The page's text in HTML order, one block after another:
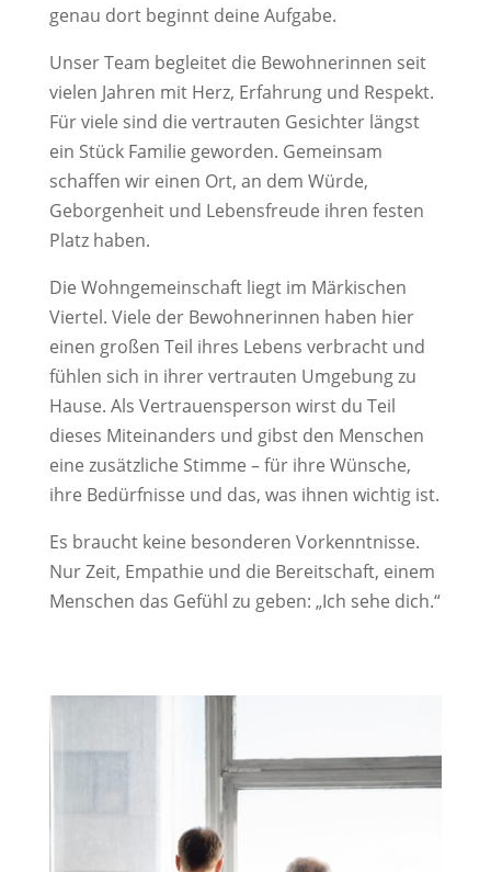
genau dort beginnt deine Aufgabe.
Unser Team begleitet die Bewohnerinnen seit
vielen Jahren mit Herz, Erfahrung und Respekt.
Für viele sind die vertrauten Gesichter längst
ein Stück Familie geworden. Gemeinsam
schaffen wir einen Ort, an dem Würde,
Geborgenheit und Lebensfreude ihren festen
Platz haben.
Die Wohngemeinschaft liegt im Märkischen
Viertel. Viele der Bewohnerinnen haben hier
einen großen Teil ihres Lebens verbracht und
fühlen sich in ihrer vertrauten Umgebung zu
Hause. Als Vertrauensperson wirst du Teil
dieses Miteinanders und gibst den Menschen
eine zusätzliche Stimme – für ihre Wünsche,
ihre Bedürfnisse und das, was ihnen wichtig ist.
Es braucht keine besonderen Vorkenntnisse.
Nur Zeit, Empathie und die Bereitschaft, einem
Menschen das Gefühl zu geben: „Ich sehe dich.“